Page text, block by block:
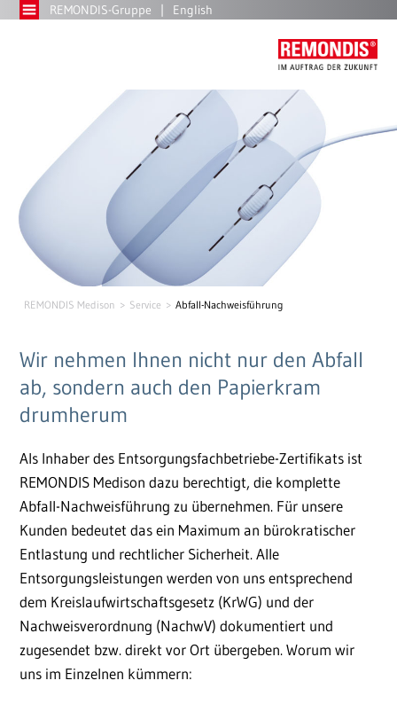
REMONDIS-Gruppe English
REMONDIS Medison Service Abfall-Nachweisführung
Wir nehmen Ihnen nicht nur den Abfall
ab, sondern auch den Papierkram
drumherum
Als Inhaber des Entsorgungsfachbetriebe-Zertifikats ist
REMONDIS Medison dazu berechtigt, die komplette
Abfall-Nachweisführung zu übernehmen. Für unsere
Kunden bedeutet das ein Maximum an bürokratischer
Entlastung und rechtlicher Sicherheit. Alle
Entsorgungsleistungen werden von uns entsprechend
dem Kreislaufwirtschaftsgesetz (KrWG) und der
Nachweisverordnung (NachwV) dokumentiert und
zugesendet bzw. direkt vor Ort übergeben. Worum wir
uns im Einzelnen kümmern: